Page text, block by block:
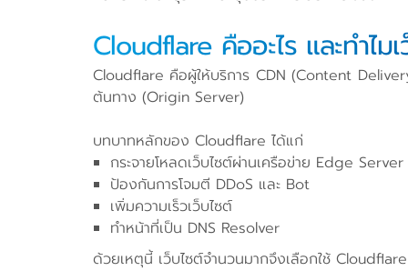
Cloudflare คืออะไร และทำไ
Cloudflare คือผู้ให้บริการ CDN (Content
ต้นทาง (Origin Server)
บทบาทหลักของ Cloudflare ได้แก่
กระจายโหลดเว็บไซต์ผ่านเครือข่าย Edge
ป้องกันการโจมตี DDoS และ Bot
เพิ่มความเร็วเว็บไซต์
ทำหน้าที่เป็น DNS Resolver
ด้วยเหตุนี้ เว็บไซต์จำนวนมากจึงเลือกใช้